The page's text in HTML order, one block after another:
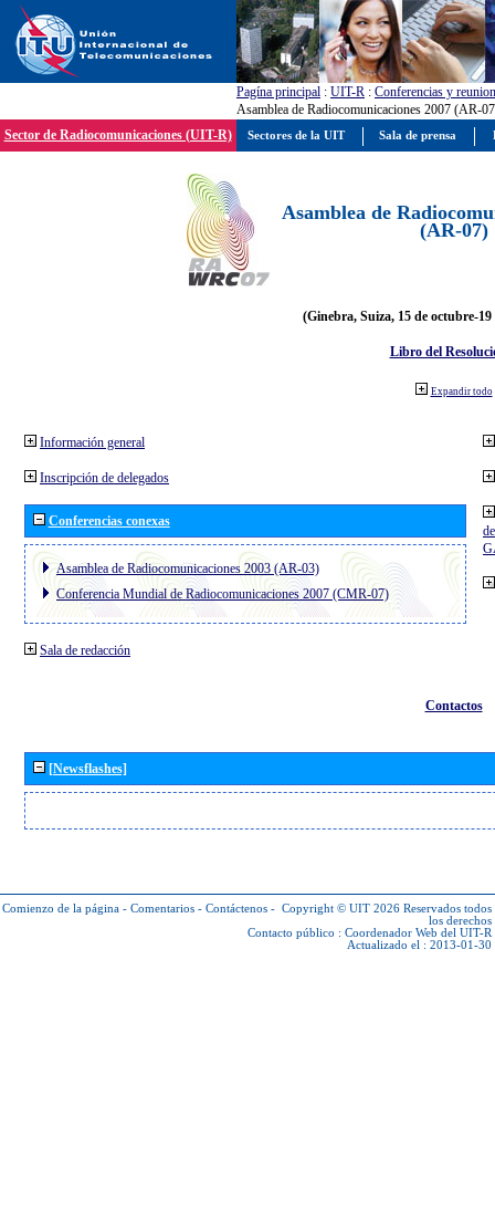
Pagína principal : UIT-R : Conferencias y
Asamblea de Radiocomunicaciones 2007 (AR-
Sector de Radiocomunicaciones (UIT-R)
Asamblea de
(AR-07)
(Ginebra, Suiza, 15 de octubre-19
Libro del
Expandir todo
Información general
Inscripción de delegados
Conferencias conexas
Asamblea de Radiocomunicaciones 2003 (AR-03)
Conferencia Mundial de Radiocomunicaciones 2007 (CMR-07)
Sala de redacción
Contactos
[Newsflashes]
Comienzo de la página - Comentarios - Contáctenos - Copyright © UIT 2026 Reservados todos
los derechos
Contacto público : Coordenador Web del UIT-R
Actualizado el : 2013-01-30
Sectores de la UIT Sala de prensa